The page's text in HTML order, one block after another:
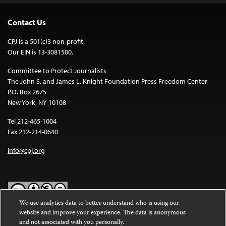
Contact Us
CPJ is a 501(c)3 non-profit.
Our EIN is 13-3081500.
Committee to Protect Journalists
The John S. and James L. Knight Foundation Press Freedom Center
P.O. Box 2675
New York, NY 10108
Tel 212-465-1004
Fax 212-214-0640
info@cpj.org
Except where noted, text on this website is licensed under a
We use analytics data to better understand who is using our
website and improve your experience. The data is anonymous
and not associated with you personally.